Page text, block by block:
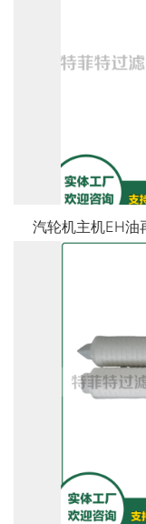
汽轮机主机EH油